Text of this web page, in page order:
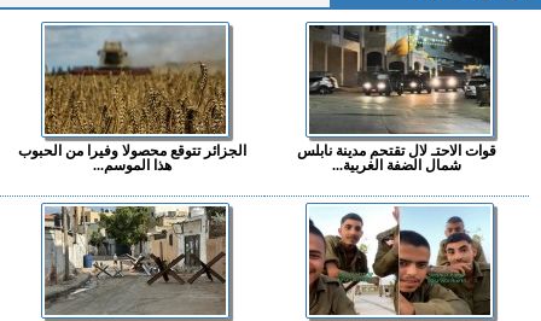
قوات الاحتـ لال تقتحم مدينة نابلس
شمال الضفة الغربية...
الجزائر تتوقع محصولا وفيرا من الحبوب
هذا الموسم...